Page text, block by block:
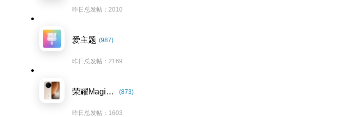
昨日总发帖：2010
爱主题 (987)
昨日总发帖：2169
荣耀Magic8系列 (873)
昨日总发帖：1603